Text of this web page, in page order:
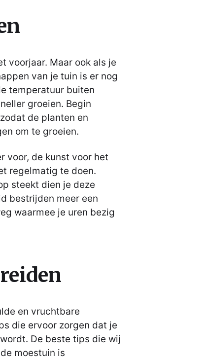
voorjaar. Maar ook als je
van je tuin is er nog
temperatuur buiten
groeien. Begin
zodat de planten en
om te groeien.
voor, de kunst voor het
regelmatig te doen.
steekt dien je deze
bestrijden meer een
waarmee je uren bezig
en vruchtbare
die ervoor zorgen dat je
De beste tips die wij
moestuin is